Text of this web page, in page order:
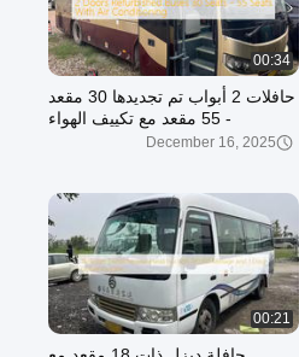
00:34
حافلات 2 أبواب تم تجديدها 30 مقعد
- 55 مقعد مع تكييف الهواء
December 16, 2025
00:21